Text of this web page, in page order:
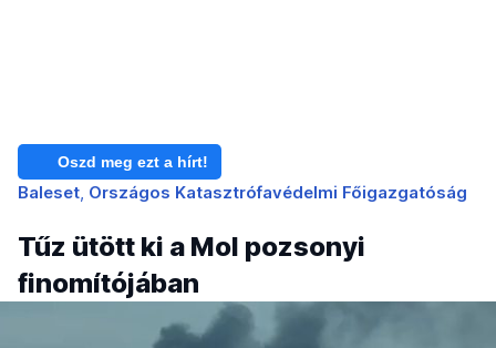
Oszd meg ezt a hírt!
Baleset Országos Katasztrófavédelmi Főigazgatóság
Tűz ütött ki a Mol pozsonyi
finomítójában